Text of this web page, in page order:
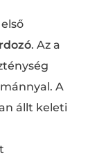
. Az a
A
állt keleti